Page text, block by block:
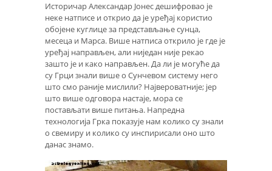
Историчар Александар Јонес дешифровао је
неке натписе и открио да је уређај користио
обојене куглице за представљање сунца,
месеца и Марса. Више натписа открило је где је
уређај направљен, али ниједан није рекао
зашто је и како направљен. Да ли је могуће да
су Грци знали више о Сунчевом систему него
што смо раније мислили? Највероватније; јер
што више одговора настаје, мора се
постављати више питања. Напредна
технологија Грка показује нам колико су знали
о свемиру и колико су инспирисали оно што
данас знамо.